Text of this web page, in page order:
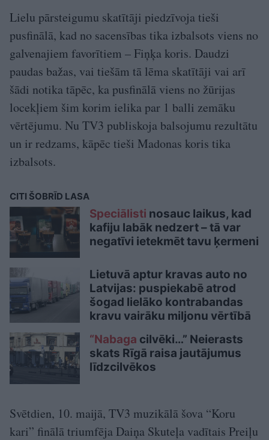
Lielu pārsteigumu skatītāji piedzīvoja tieši
pusfinālā, kad no sacensības tika izbalsots viens no
galvenajiem favorītiem – Fiņķa koris. Daudzi
paudas bažas, vai tiešām tā lēma skatītāji vai arī
šādi notika tāpēc, ka pusfinālā viens no žūrijas
locekļiem šim korim ielika par 1 balli zemāku
vērtējumu. Nu TV3 publiskoja balsojumu rezultātu
un ir redzams, kāpēc tieši Madonas koris tika
izbalsots.
CITI ŠOBRĪD LASA
Speciālisti nosauc laikus, kad
kafiju labāk nedzert – tā var
negatīvi ietekmēt tavu ķermeni
Lietuvā aptur kravas auto no
Latvijas: puspiekabē atrod
šogad lielāko kontrabandas
kravu vairāku miljonu vērtībā
“Nabaga cilvēki…” Neierasts
skats Rīgā raisa jautājumus
līdzcilvēkos
Svētdien, 10. maijā, TV3 muzikālā šova “Koru
kari” finālā triumfēja Daiņa Skuteļa vadītais Preiļu